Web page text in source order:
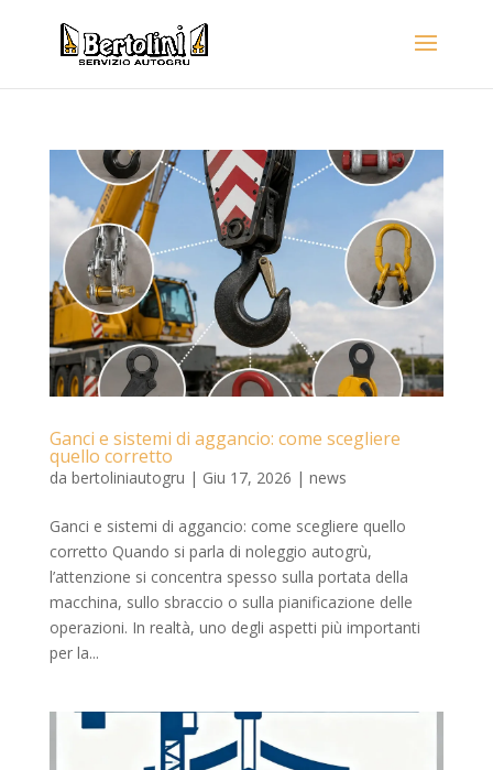
Ganci e sistemi di aggancio: come scegliere
quello corretto
da bertoliniautogru | Giu 17, 2026 | news
Ganci e sistemi di aggancio: come scegliere quello
corretto Quando si parla di noleggio autogrù,
l’attenzione si concentra spesso sulla portata della
macchina, sullo sbraccio o sulla pianificazione delle
operazioni. In realtà, uno degli aspetti più importanti
per la...